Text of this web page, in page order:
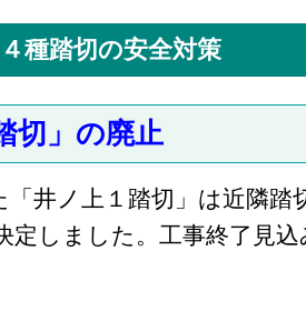
種踏切の安全対策
切」の廃止
井ノ上１踏切」は近隣踏
定しました。工事終了見